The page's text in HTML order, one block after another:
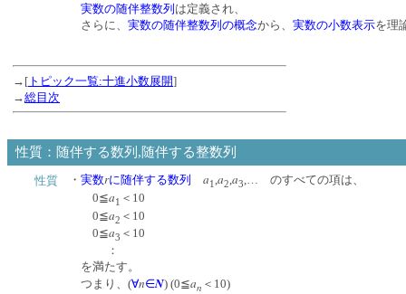
実数の随伴整数列 は定義され、
さらに、 実数の随伴整数列の概念から、 実数の小数表示を理
→[ トピック一覧:十進小数展開]
→総目次
性質：随伴する数列,随伴する整数列
性質 ・ 実数rに随伴する数列 a1,a2,a3,… のすべての項は、
0≦a1 ＜10
0≦a2 ＜10
0≦a3 ＜10
：
を満たす。
つまり、(∀n∈N) (0≦an ＜10)